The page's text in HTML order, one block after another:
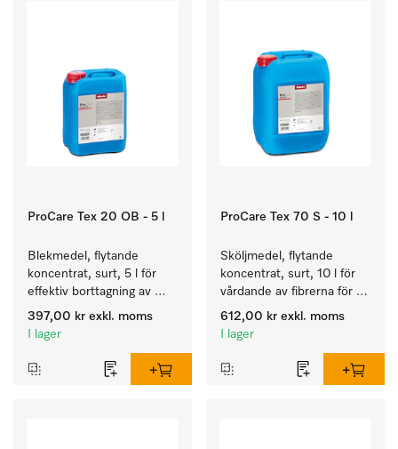
ProCare Tex 20 OB - 5 l
Blekmedel, flytande
koncentrat, surt, 5 l för
effektiv borttagning av
envisa fläckar.
397,00 kr exkl. moms
I lager
ProCare Tex 70 S - 10 l
Sköljmedel, flytande
koncentrat, surt, 10 l för
vårdande av fibrerna för
en långvarig smidighet
hos textilierna.
612,00 kr exkl. moms
I lager